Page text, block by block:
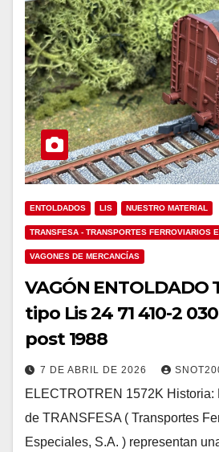
ENTOLDADOS LIS NUESTRO MATERIAL
TRANSFESA - TRANSPORTES FERROVIARIOS
VAGONES DE MERCANCÍAS
VAGÓN ENTOLDADO
tipo Lis 24 71 410-2
post 1988
7 DE ABRIL DE 2026
ELECTROTREN 1572K Historia:
de TRANSFESA ( Transportes
Especiales, S.A. ) representan